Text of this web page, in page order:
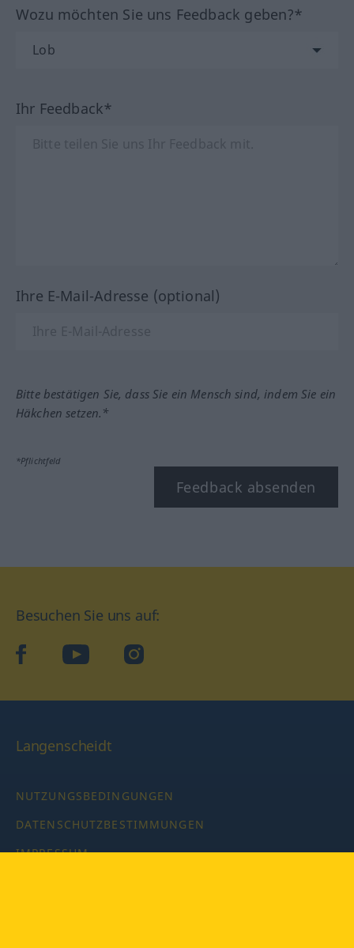
Wozu möchten Sie uns Feedback geben?*
Ihr Feedback*
Ihre E-Mail-Adresse (optional)
Bitte bestätigen Sie, dass Sie ein Mensch sind, indem Sie ein
Häkchen setzen.*
*Pflichtfeld
Feedback absenden
Besuchen Sie uns auf:
facebookYouTube Instagram
Langenscheidt
NUTZUNGSBEDINGUNGEN
DATENSCHUTZBESTIMMUNGEN
IMPRESSUM